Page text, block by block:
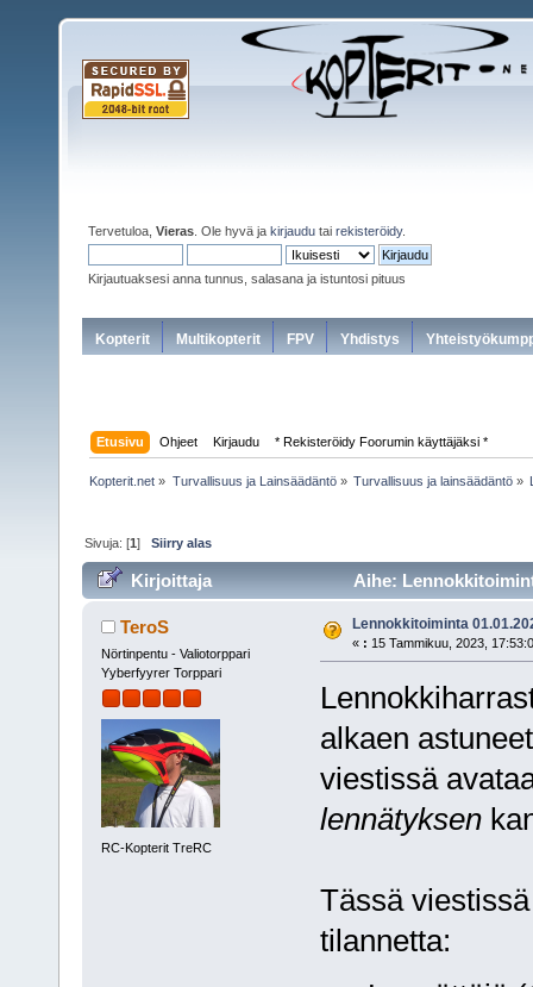
Tervetuloa, Vieras . Ole hyvä ja kirjaudu tai rekisteröidy.
Kirjautuaksesi anna tunnus, salasana ja istuntosi pituus
Kopterit Multikopterit FPV Yhdistys
Etusivu Ohjeet Kirjaudu * Rekisteröidy Foorumin käyttäjäksi *
Kopterit.net » Turvallisuus ja Lainsäädäntö» Turvallisuus ja lainsäädäntö»
Sivuja: [1]Siirry alas
Kirjoittaja Aihe:
TeroS
Nörtinpentu - Valiotorppari
Yyberfyyrer Torppari
RC-Kopterit TreRC
Lennokkitoiminta
« : 15 Tammikuu, 2023,
alkaen
viestissä
lennätyksen
Tässä
tilannetta: